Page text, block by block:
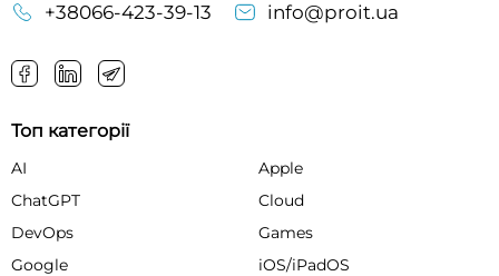
+38066-423-39-13
info@proit.ua
Топ категорії
AI
Apple
ChatGPT
Cloud
DevOps
Games
Google
iOS/iPadOS